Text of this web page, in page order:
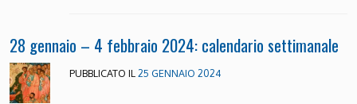
28 gennaio – 4 febbraio 2024: calendario settimanale
PUBBLICATO IL 25 GENNAIO 2024